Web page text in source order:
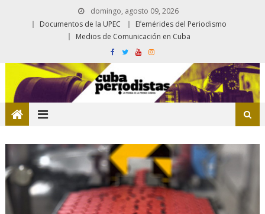
domingo, agosto 09, 2026
Documentos de la UPEC
Efemérides del Periodismo
Medios de Comunicación en Cuba